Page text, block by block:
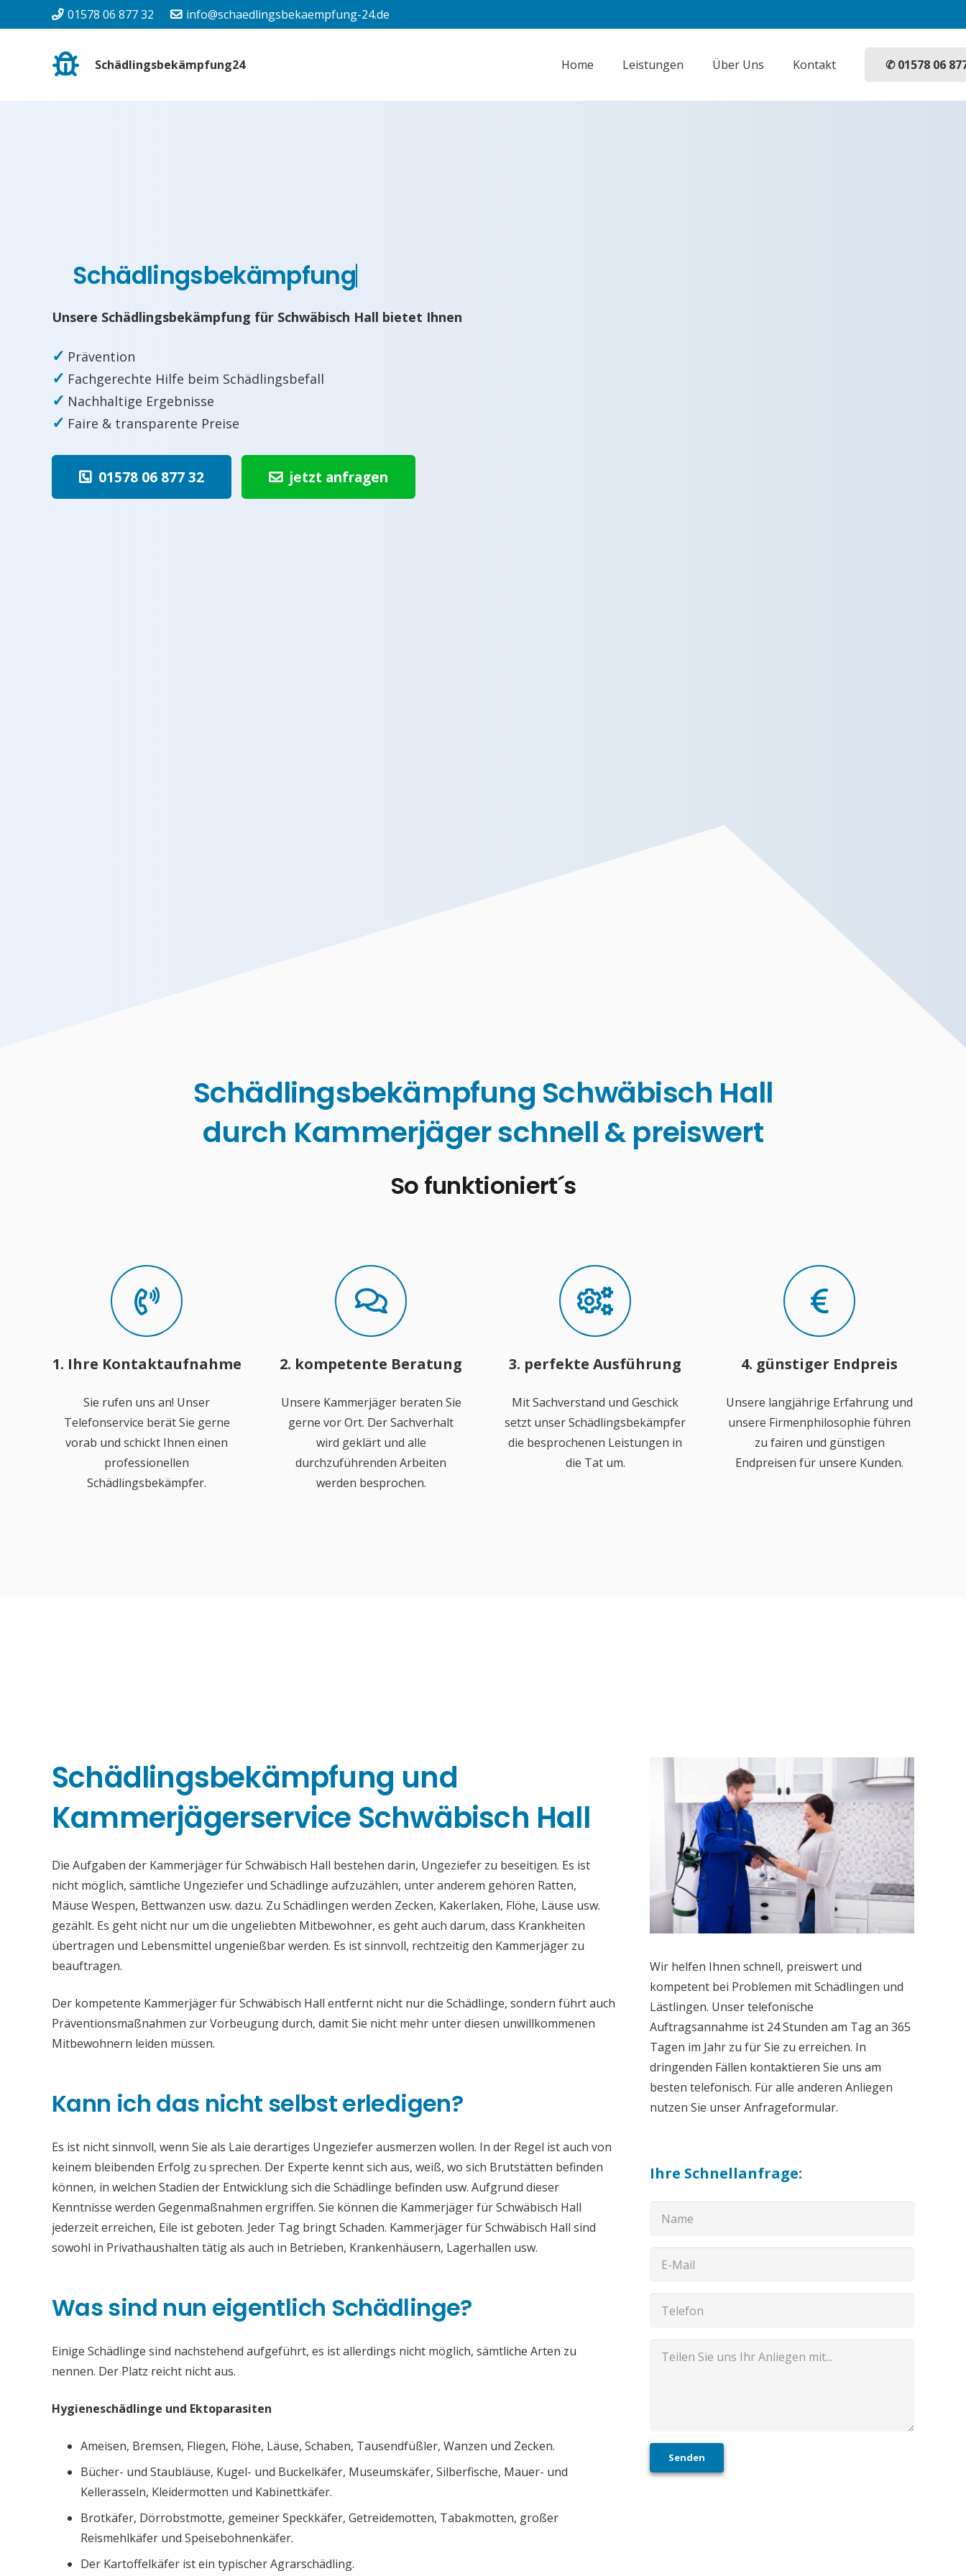
01578 06 877 32 info@schaedlingsbekaempfung-24.de
Schädlingsbekämpfung24 Home Leistungen Über Uns Kontakt ✆ 01578 06
Schädlingsbekämpfung
Unsere Schädlingsbekämpfung für Schwäbisch Hall bietet Ihnen
✓ Prävention
✓ Fachgerechte Hilfe beim Schädlingsbefall
✓ Nachhaltige Ergebnisse
✓ Faire & transparente Preise
01578 06 877 32 jetzt anfragen
Schädlingsbekämpfung Schwäbisch Hall
durch Kammerjäger schnell & preiswert
So funktioniert´s
1. Ihre Kontaktaufnahme
Sie rufen uns an! Unser
Telefonservice berät Sie gerne
vorab und schickt Ihnen einen
professionellen
Schädlingsbekämpfer.
2. kompetente Beratung
Unsere Kammerjäger beraten Sie
gerne vor Ort. Der Sachverhalt
wird geklärt und alle
durchzuführenden Arbeiten
werden besprochen.
3. perfekte Ausführung
Mit Sachverstand und Geschick
setzt unser Schädlingsbekämpfer
die besprochenen Leistungen in
die Tat um.
4. günstiger Endpreis
Unsere langjährige Erfahrung und
unsere Firmenphilosophie führen
zu fairen und günstigen
Endpreisen für unsere Kunden.
Schädlingsbekämpfung und
Kammerjägerservice Schwäbisch Hall
Die Aufgaben der Kammerjäger für Schwäbisch Hall bestehen darin, Ungeziefer zu beseitigen. Es ist
nicht möglich, sämtliche Ungeziefer und Schädlinge aufzuzählen, unter anderem gehören Ratten,
Mäuse Wespen, Bettwanzen usw. dazu. Zu Schädlingen werden Zecken, Kakerlaken, Flöhe, Läuse usw.
gezählt. Es geht nicht nur um die ungeliebten Mitbewohner, es geht auch darum, dass Krankheiten
übertragen und Lebensmittel ungenießbar werden. Es ist sinnvoll, rechtzeitig den Kammerjäger zu
beauftragen.
Der kompetente Kammerjäger für Schwäbisch Hall entfernt nicht nur die Schädlinge, sondern führt auch
Präventionsmaßnahmen zur Vorbeugung durch, damit Sie nicht mehr unter diesen unwillkommenen
Mitbewohnern leiden müssen.
Kann ich das nicht selbst erledigen?
Es ist nicht sinnvoll, wenn Sie als Laie derartiges Ungeziefer ausmerzen wollen. In der Regel ist auch von
keinem bleibenden Erfolg zu sprechen. Der Experte kennt sich aus, weiß, wo sich Brutstätten befinden
können, in welchen Stadien der Entwicklung sich die Schädlinge befinden usw. Aufgrund dieser
Kenntnisse werden Gegenmaßnahmen ergriffen. Sie können die Kammerjäger für Schwäbisch Hall
jederzeit erreichen, Eile ist geboten. Jeder Tag bringt Schaden. Kammerjäger für Schwäbisch Hall sind
sowohl in Privathaushalten tätig als auch in Betrieben, Krankenhäusern, Lagerhallen usw.
Was sind nun eigentlich Schädlinge?
Einige Schädlinge sind nachstehend aufgeführt, es ist allerdings nicht möglich, sämtliche Arten zu
nennen. Der Platz reicht nicht aus.
Hygieneschädlinge und Ektoparasiten
Ameisen, Bremsen, Fliegen, Flöhe, Läuse, Schaben, Tausendfüßler, Wanzen und Zecken.
Bücher- und Staubläuse, Kugel- und Buckelkäfer, Museumskäfer, Silberfische, Mauer- und
Kellerasseln, Kleidermotten und Kabinettkäfer.
Brotkäfer, Dörrobstmotte, gemeiner Speckkäfer, Getreidemotten, Tabakmotten, großer
Reismehlkäfer und Speisebohnenkäfer.
Der Kartoffelkäfer ist ein typischer Agrarschädling.
Wir helfen Ihnen schnell, preiswert und
kompetent bei Problemen mit Schädlingen und
Lästlingen. Unser telefonische
Auftragsannahme ist 24 Stunden am Tag an 365
Tagen im Jahr zu für Sie zu erreichen. In
dringenden Fällen kontaktieren Sie uns am
besten telefonisch. Für alle anderen Anliegen
nutzen Sie unser Anfrageformular.
Ihre Schnellanfrage:
Senden